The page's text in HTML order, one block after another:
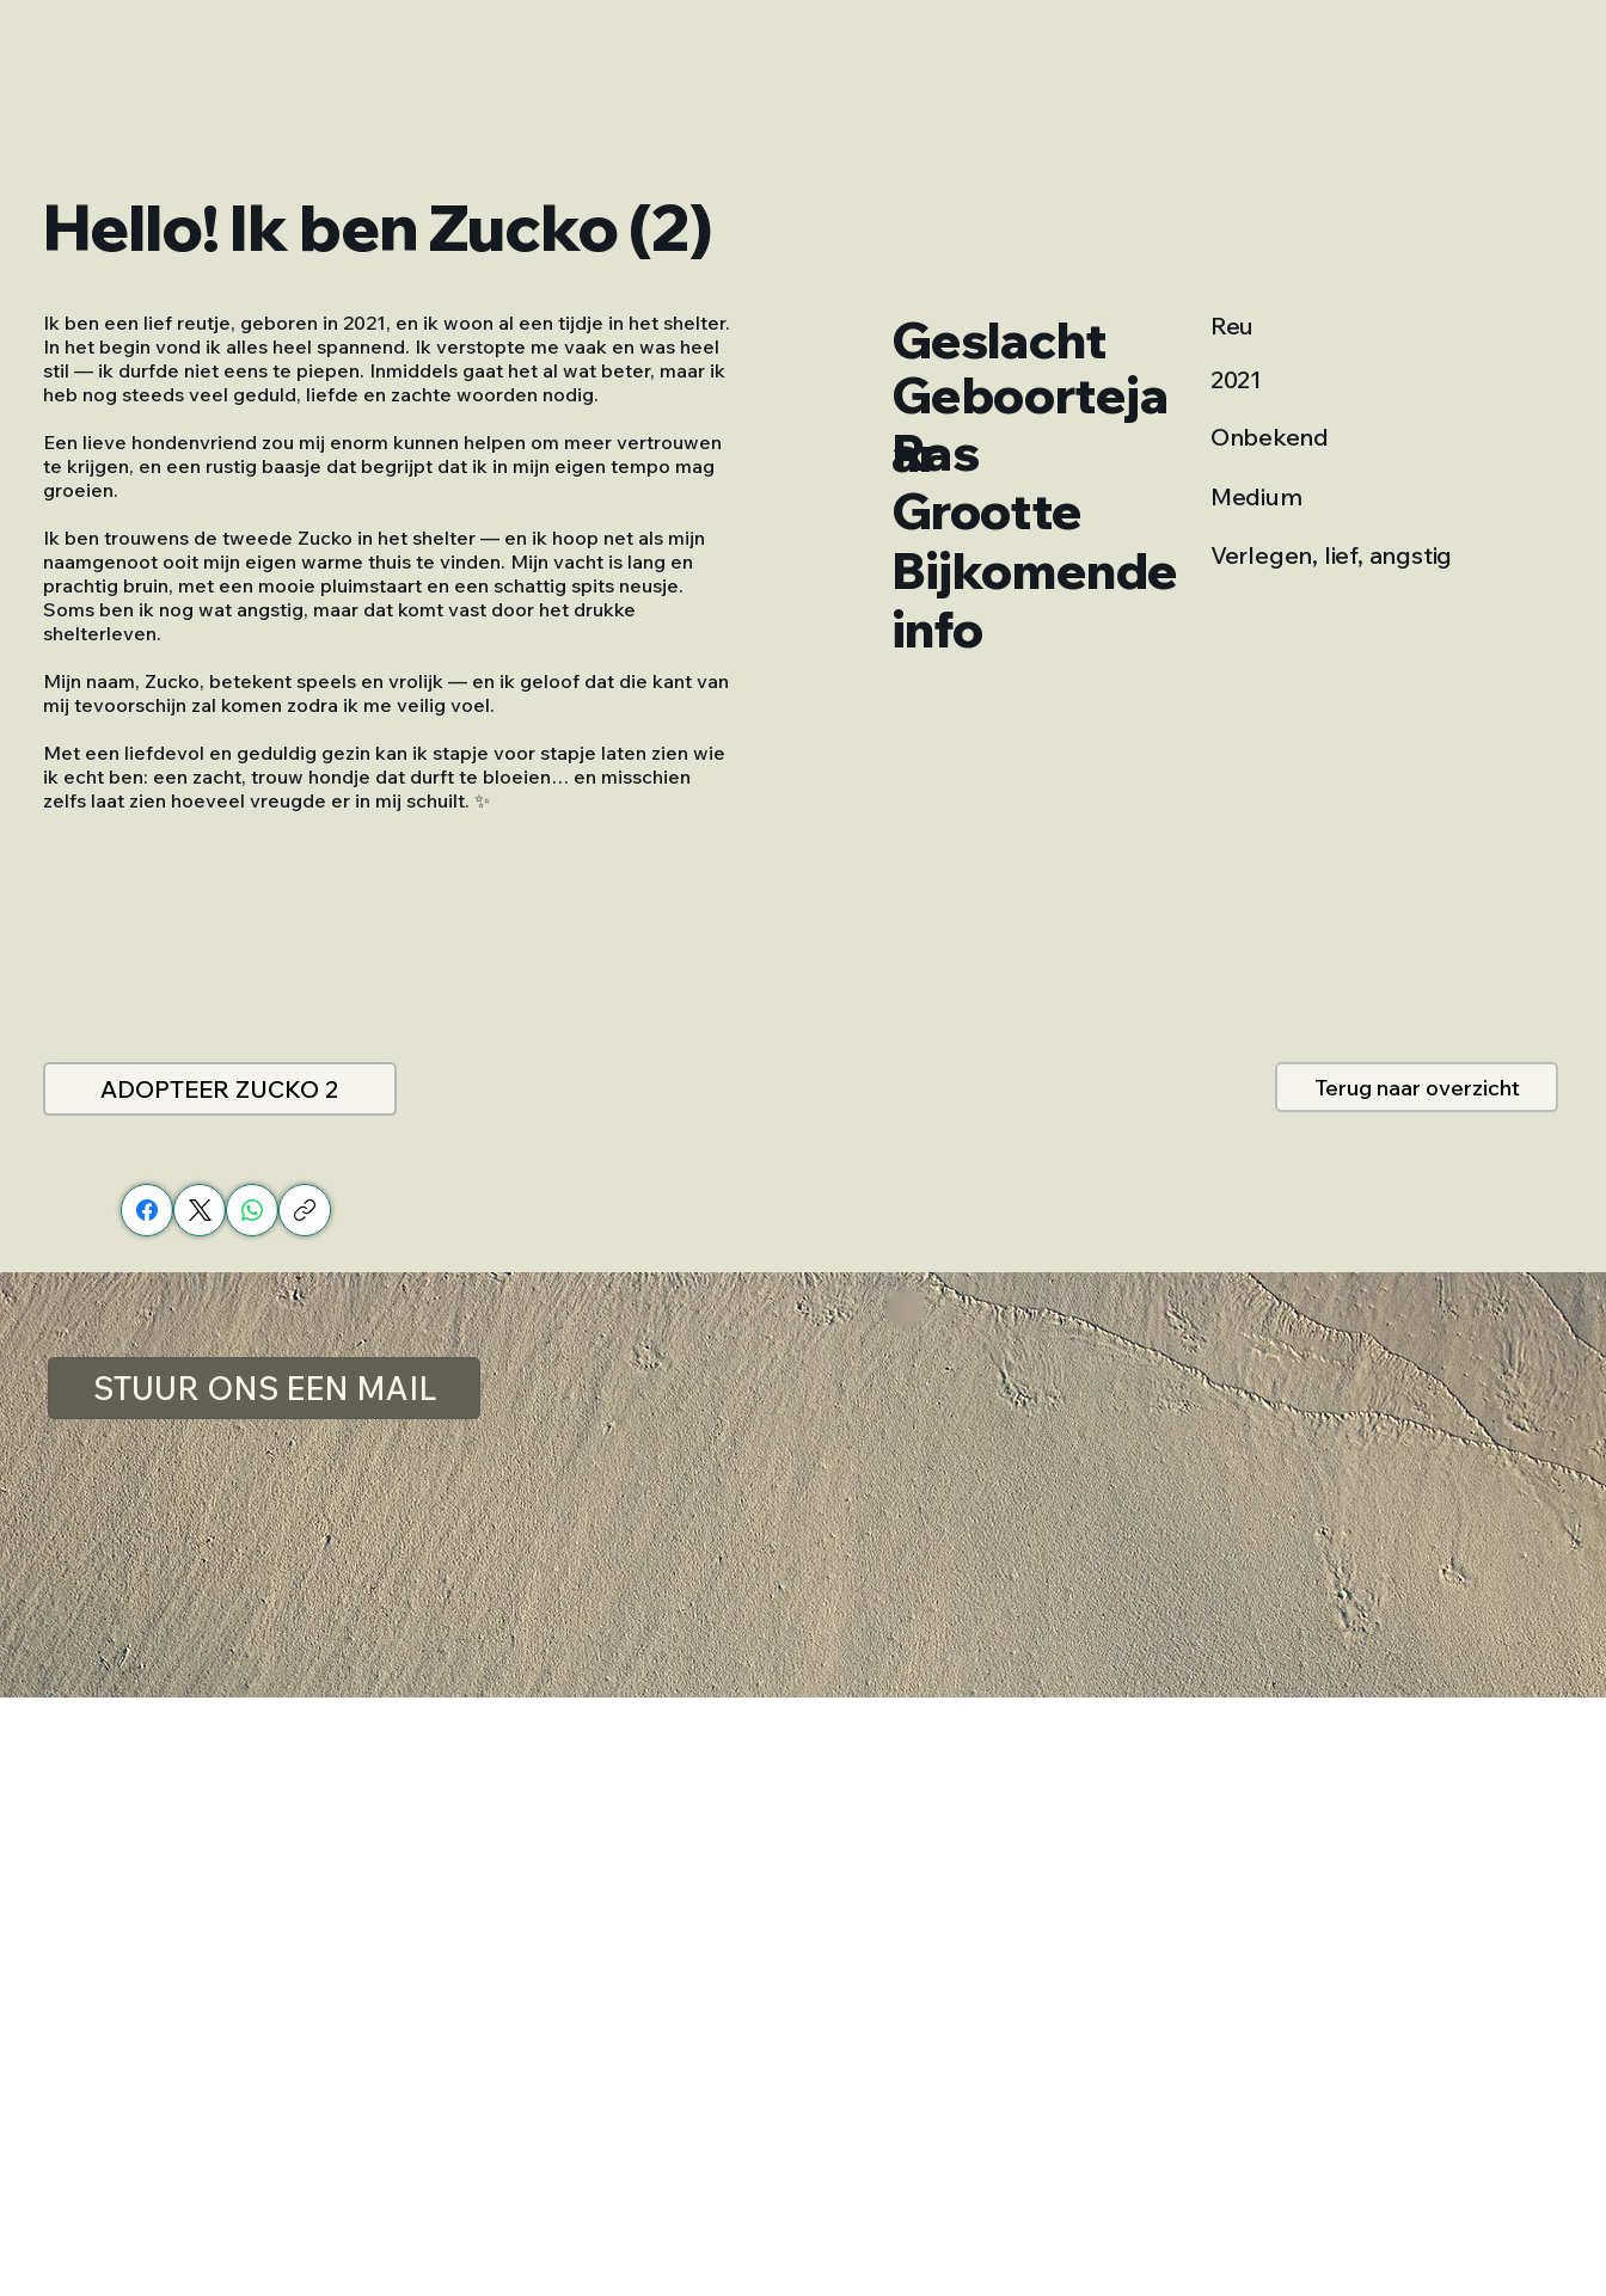
Hello! Ik ben Zucko (2)
Ik ben een lief reutje, geboren in 2021, en ik woon al een tijdje in het shelter.
In het begin vond ik alles heel spannend. Ik verstopte me vaak en was heel
stil — ik durfde niet eens te piepen. Inmiddels gaat het al wat beter, maar ik
heb nog steeds veel geduld, liefde en zachte woorden nodig.
Een lieve hondenvriend zou mij enorm kunnen helpen om meer vertrouwen
te krijgen, en een rustig baasje dat begrijpt dat ik in mijn eigen tempo mag
groeien.
Ik ben trouwens de tweede Zucko in het shelter — en ik hoop net als mijn
naamgenoot ooit mijn eigen warme thuis te vinden. Mijn vacht is lang en
prachtig bruin, met een mooie pluimstaart en een schattig spits neusje.
Soms ben ik nog wat angstig, maar dat komt vast door het drukke
shelterleven.
Mijn naam, Zucko, betekent speels en vrolijk — en ik geloof dat die kant van
mij tevoorschijn zal komen zodra ik me veilig voel.
Met een liefdevol en geduldig gezin kan ik stapje voor stapje laten zien wie
ik echt ben: een zacht, trouw hondje dat durft te bloeien… en misschien
zelfs laat zien hoeveel vreugde er in mij schuilt. ✨
ADOPTEER ZUCKO 2
Geslacht
Geboorteja
ar
Ras
Grootte
Bijkomende
info
Reu
2021
Onbekend
Medium
Verlegen, lief, angstig
Terug naar overzicht
STUUR ONS EEN MAIL